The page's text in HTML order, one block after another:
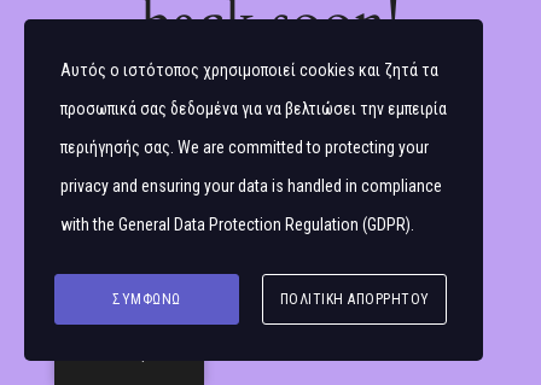
back soon!
Αυτός ο ιστότοπος χρησιμοποιεί cookies και ζητά τα
προσωπικά σας δεδομένα για να βελτιώσει την εμπειρία
περιήγησής σας. We are committed to protecting your
privacy and ensuring your data is handled in compliance
with the General Data Protection Regulation (GDPR)
ΣΥΜΦΩΝΏ ΠΟΛΙΤΙΚΉ ΑΠΟΡΡΉΤΟΥ